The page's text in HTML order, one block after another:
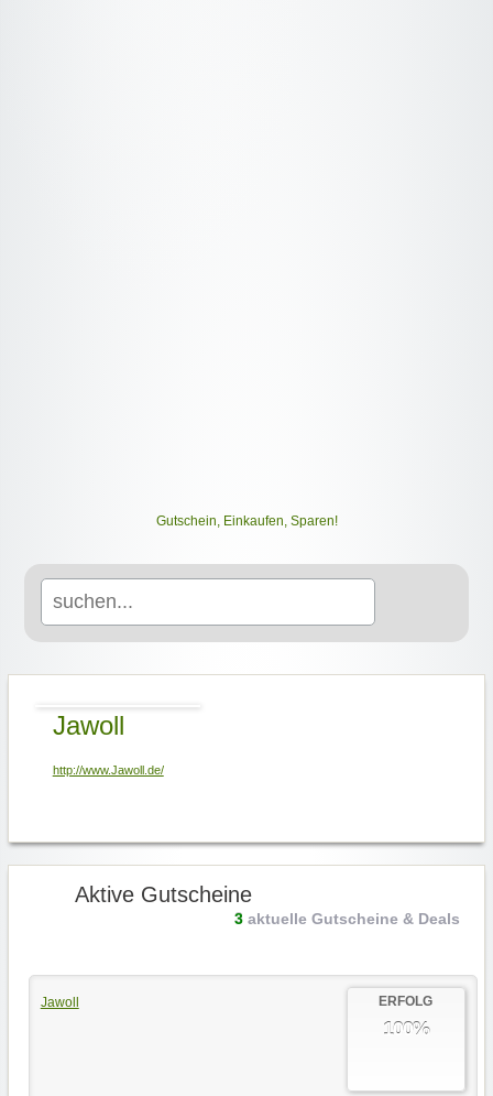
Gutschein, Einkaufen, Sparen!
Jawoll
http://www.Jawoll.de/
Aktive Gutscheine
3aktuelle Gutscheine & Deals
Jawoll ERFOLG
100%